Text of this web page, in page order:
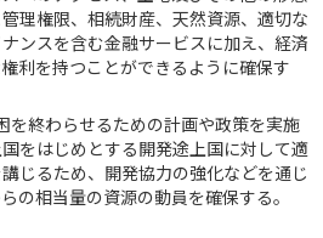
理権限、相続財産、天然資源、適切な
ンスを含む金融サービスに加え、経済
利を持つことができるように確保す
を終わらせるための計画や政策を実施
をはじめとする開発途上国に対して適
じるため、開発協力の強化などを通じ
の相当量の資源の動員を確保する。